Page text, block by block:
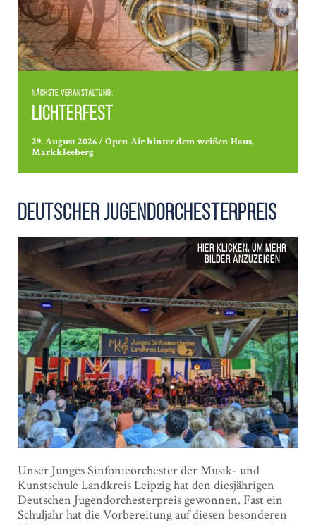
Nächste Veranstaltung:
Lichterfest
29. August 2026 / Open Air hinter dem weißen Haus,
Markkleeberg
Deutscher Jugend­orchester­preis
Unser Junges Sinfonieorchester der Musik- und
Kunstschule Landkreis Leipzig hat den diesjährigen
Deutschen Jugendorchesterpreis gewonnen. Fast ein
Schuljahr hat die Vorbereitung auf diesen besonderen